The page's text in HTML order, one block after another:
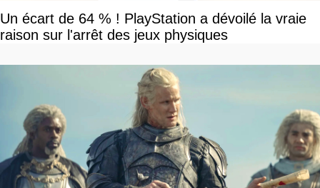
Un écart de 64 % ! PlayStation a dévoilé la vraie
raison sur l'arrêt des jeux physiques